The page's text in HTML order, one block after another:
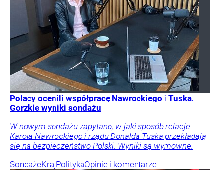
Polacy ocenili współpracę Nawrockiego i Tuska.
Gorzkie wyniki sondażu
W nowym sondażu zapytano, w jaki sposób relacje
Karola Nawrockiego i rządu Donalda Tuska przekładają
się na bezpieczeństwo Polski. Wyniki są wymowne.
SondażeKrajPolitykaOpinie i komentarze